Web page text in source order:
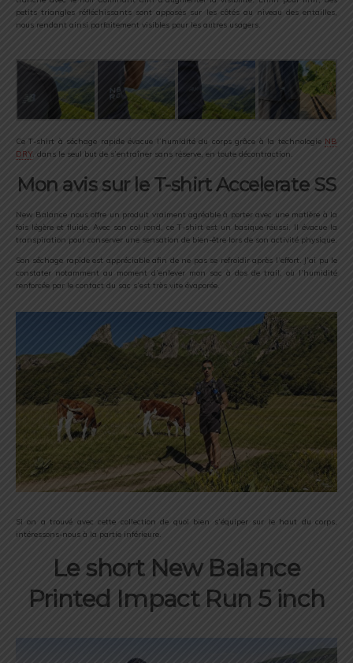
petits triangles réfléchissants sont apposés sur les côtés au niveau des entailles,
nous rendant ainsi parfaitement visibles pour les autres usagers.
Ce T-shirt à séchage rapide évacue l’humidité du corps grâce à la technologie NB
DRY, dans le seul but de s’entraîner sans réserve, en toute décontraction.
Mon avis sur le T-shirt Accelerate SS
New Balance nous offre un produit vraiment agréable à porter avec une matière à la
fois légère et fluide. Avec son col rond, ce T-shirt est un basique réussi. Il évacue la
transpiration pour conserver une sensation de bien-être lors de son activité physique.
Son séchage rapide est appréciable afin de ne pas se refroidir après l’effort. J’ai pu le
constater notamment au moment d’enlever mon sac à dos de trail, où l’humidité
renforcée par le contact du sac s’est très vite évaporée.
Si on a trouvé avec cette collection de quoi bien s’équiper sur le haut du corps,
intéressons-nous à la partie inférieure.
Le short New Balance
Printed Impact Run 5 inch